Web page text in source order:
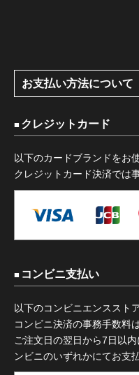
お支払い方法について
クレジットカード
以下のカードブランドをお
クレジットカード決済では
コンビニ支払い
以下のコンビニエンススト
コンビニ決済の事務手数料
ご注文日の翌日から7日以
ンビニのいずれかにてお支